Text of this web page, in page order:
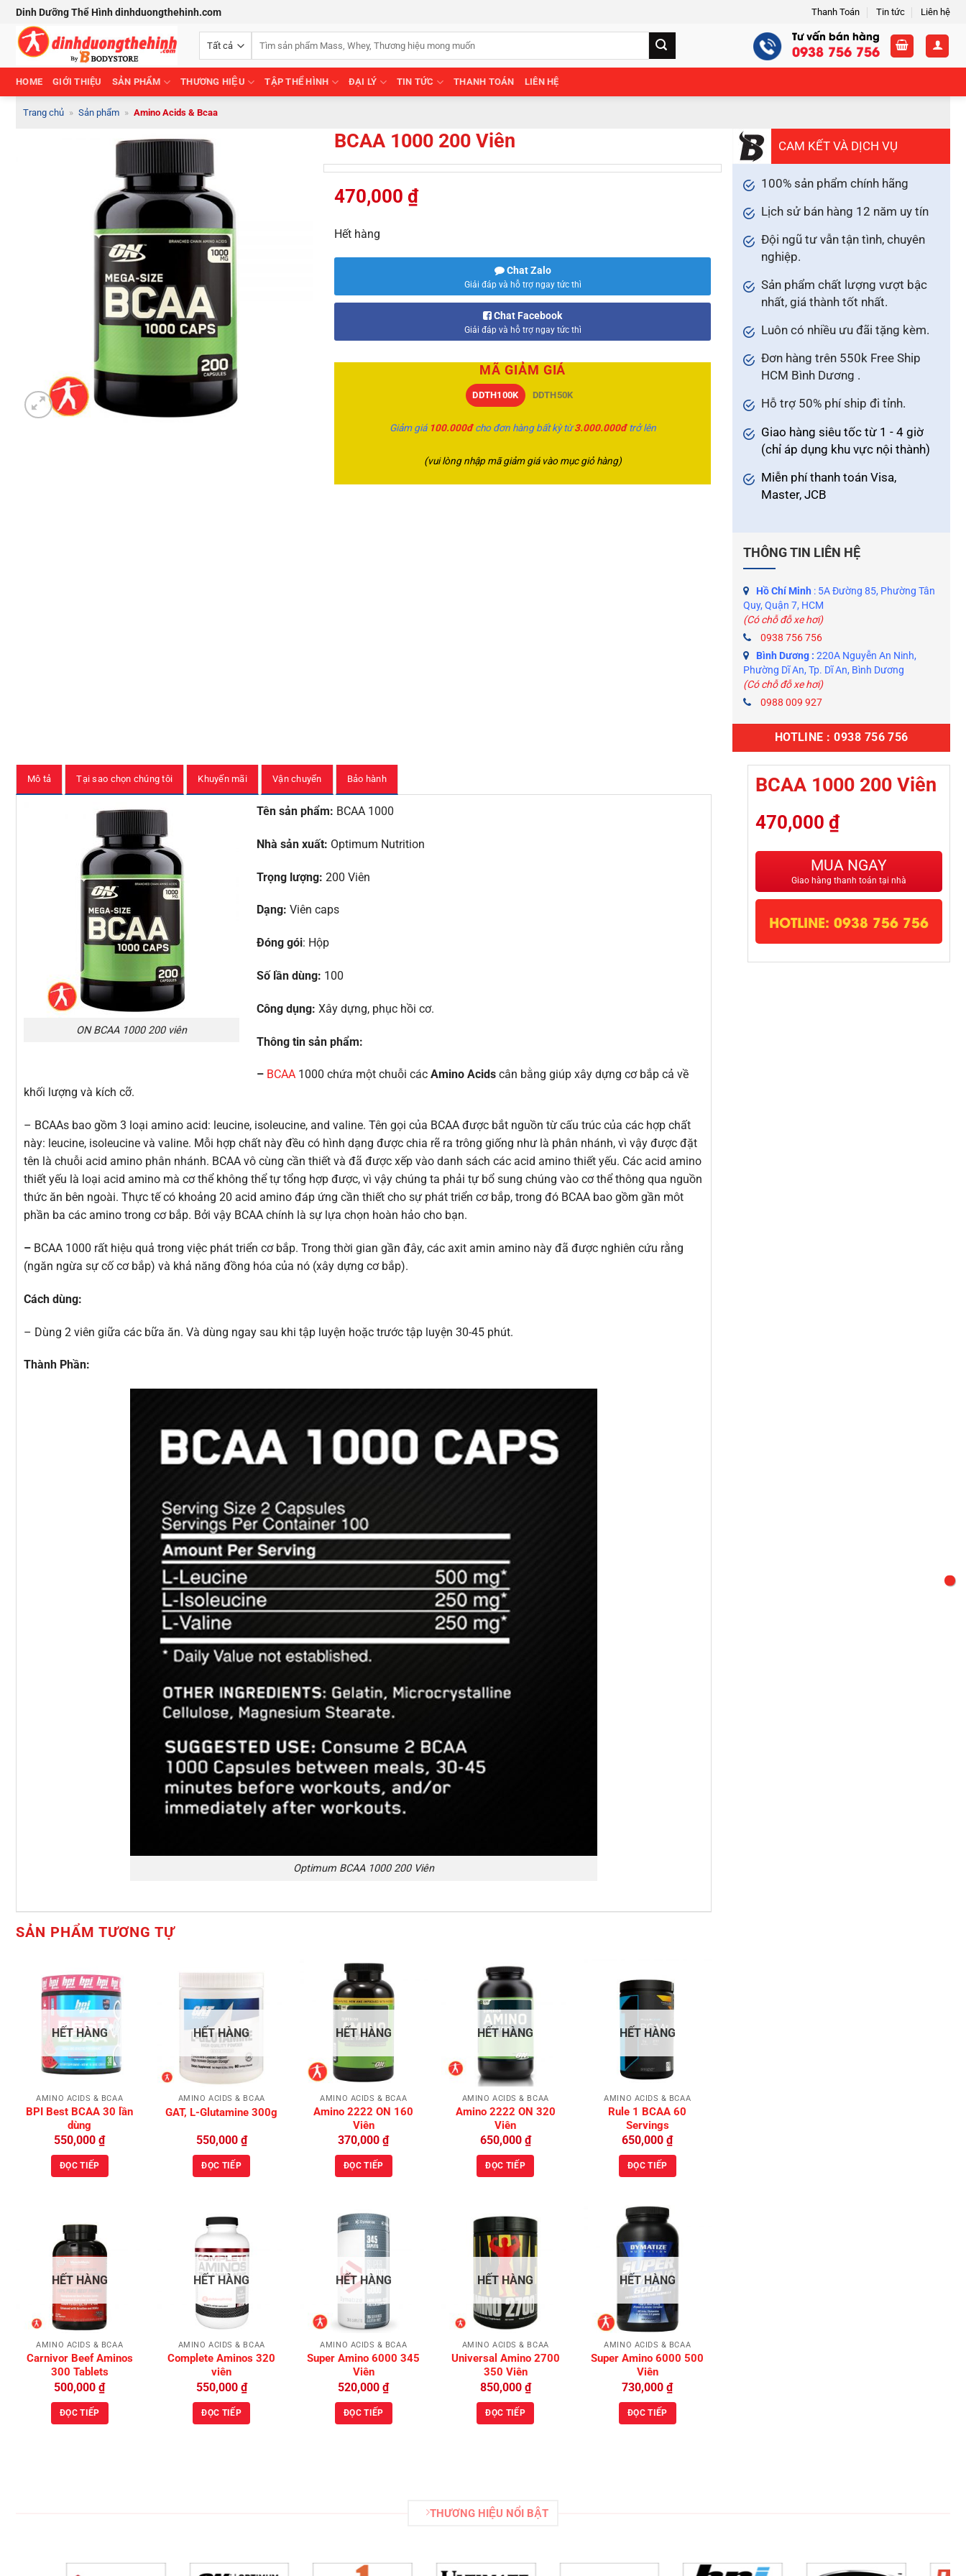
Dinh Dưỡng Thể Hình dinhduongthehinh.com Thanh Toán Tin tức Liên hệ
kiếm:
Tư vấn bán hàng
0938 756 756
HOME GIỚI THIỆU SẢN PHẨM THƯƠNG HIỆU TẬP THỂ HÌNH ĐẠI LÝ TIN TỨC THANH TOÁN LIÊN HỆ
Trang chủ » Sản phẩm » Amino Acids & Bcaa
BCAA 1000 200 Viên
470,000₫
Hết hàng
Chat Zalo
Giải đáp và hỗ trợ ngay tức thì
Chat Facebook
Giải đáp và hỗ trợ ngay tức thì
MÃ GIẢM GIÁ
DDTH100K DDTH50K
Giảm giá 100.000đcho đơn hàng bất kỳ từ3.000.000đ trở lên
(vui lòng nhập mã giảm giá vào mục giỏ hàng)
CAM KẾT VÀ DỊCH VỤ
100% sản phẩm chính hãng
Lịch sử bán hàng 12 năm uy tín
Đội ngũ tư vẫn tận tình, chuyên
nghiệp.
Sản phẩm chất lượng vượt bậc
nhất, giá thành tốt nhất.
Luôn có nhiều ưu đãi tặng kèm.
Đơn hàng trên 550k Free Ship
HCM Bình Dương .
Hỗ trợ 50% phí ship đi tỉnh.
Giao hàng siêu tốc từ 1 - 4 giờ
(chỉ áp dụng khu vực nội thành)
Miễn phí thanh toán Visa,
Master, JCB
THÔNG TIN LIÊN HỆ
Hồ Chí Minh : 5A Đường 85, Phường Tân
Quy, Quận 7, HCM
(Có chỗ đỗ xe hơi)
0938 756 756
Bình Dương : 220A Nguyễn An Ninh,
Phường Dĩ An, Tp. Dĩ An, Bình Dương
(Có chỗ đỗ xe hơi)
0988 009 927
HOTLINE : 0938 756 756
Mô tả Tại sao chọn chúng tôi Khuyến mãi Vận chuyển Bảo hành
ON BCAA 1000 200 viên
Tên sản phẩm: BCAA 1000
Nhà sản xuất: Optimum Nutrition
Trọng lượng: 200 Viên
Dạng: Viên caps
Đóng gói: Hộp
Số lần dùng: 100
Công dụng: Xây dựng, phục hồi cơ.
Thông tin sản phẩm:
– BCAA 1000 chứa một chuỗi các Amino Acids cân bằng giúp xây dựng cơ bắp cả về
khối lượng và kích cỡ.
– BCAAs bao gồm 3 loại amino acid: leucine, isoleucine, and valine. Tên gọi của BCAA được bắt nguồn từ cấu trúc của các hợp chất
này: leucine, isoleucine và valine. Mỗi hợp chất này đều có hình dạng được chia rẽ ra trông giống như là phân nhánh, vì vậy được đặt
tên là chuỗi acid amino phân nhánh. BCAA vô cùng cần thiết và đã được xếp vào danh sách các acid amino thiết yếu. Các acid amino
thiết yếu là loại acid amino mà cơ thể không thể tự tổng hợp được, vì vậy chúng ta phải tự bổ sung chúng vào cơ thể thông qua nguồn
thức ăn bên ngoài. Thực tế có khoảng 20 acid amino đáp ứng cần thiết cho sự phát triển cơ bắp, trong đó BCAA bao gồm gần môt
phần ba các amino trong cơ bắp. Bởi vậy BCAA chính là sự lựa chọn hoàn hảo cho bạn.
– BCAA 1000 rất hiệu quả trong việc phát triển cơ bắp. Trong thời gian gần đây, các axit amin amino này đã được nghiên cứu rằng
(ngăn ngừa sự cố cơ bắp) và khả năng đồng hóa của nó (xây dựng cơ bắp).
Cách dùng:
– Dùng 2 viên giữa các bữa ăn. Và dùng ngay sau khi tập luyện hoặc trước tập luyện 30-45 phút.
Thành Phần:
Optimum BCAA 1000 200 Viên
SẢN PHẨM TƯƠNG TỰ
Add to
Wishlist
HẾT HÀNG
AMINO ACIDS & BCAA
BPI Best BCAA 30 lần
dùng
550,000₫
ĐỌC TIẾP
Wishlist
HẾT HÀNG
AMINO ACIDS & BCAA
GAT, L-Glutamine 300g
550,000 ₫
ĐỌC TIẾP
Wishlist
HẾT HÀNG
AMINO ACIDS & BCAA
Amino 2222 ON 160
Viên
370,000₫
ĐỌC TIẾP
Wishlist
HẾT HÀNG
AMINO ACIDS & BCAA
Amino 2222 ON 320
Viên
650,000 ₫
ĐỌC TIẾP
Wishlist
HẾT HÀNG
AMINO ACIDS & BCAA
Rule 1 BCAA 60
Servings
650,000₫
ĐỌC TIẾP
Wishlist
HẾT HÀNG
AMINO ACIDS & BCAA
Carnivor Beef Aminos
300 Tablets
500,000₫
ĐỌC TIẾP
Wishlist
HẾT HÀNG
AMINO ACIDS & BCAA
Complete Aminos 320
viên
550,000 ₫
ĐỌC TIẾP
Wishlist
HẾT HÀNG
AMINO ACIDS & BCAA
Super Amino 6000 345
Viên
520,000₫
ĐỌC TIẾP
Wishlist
HẾT HÀNG
AMINO ACIDS & BCAA
Universal Amino 2700
350 Viên
850,000 ₫
ĐỌC TIẾP
Add to
Wishlist
HẾT HÀNG
AMINO ACIDS & BCAA
Super Amino 6000 500
Viên
730,000₫
ĐỌC TIẾP
BCAA 1000 200 Viên
470,000₫
MUA NGAY
Giao hàng thanh toán tại nhà
HOTLINE: 0938 756 756
THƯƠNG HIỆU NỔI BẬT